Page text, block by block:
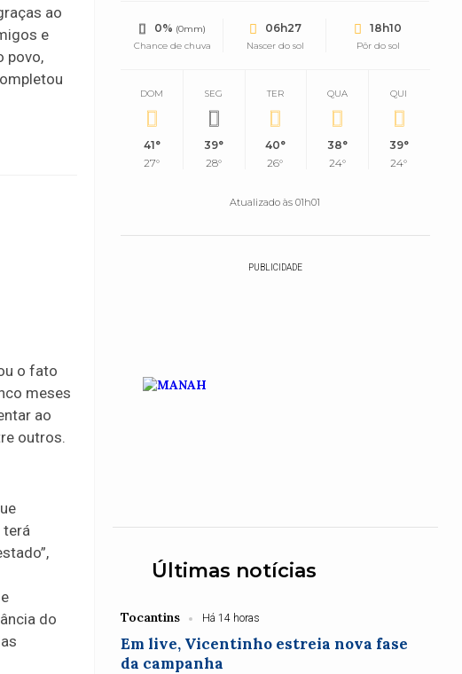
ao
e
povo,
o fato
meses
ao
outros.
terá
do
0% (0mm)
Chance de chuva
06h27
Nascer do sol
18h10
Pôr do sol
DOM
41°
27°
SEG
39°
28°
TER
40°
26°
QUA
38°
24°
QUI
39°
24°
Atualizado às 01h01
PUBLICIDADE
Últimas notícias
Tocantins Há 14 horas
Em live, Vicentinho estreia nova fase
da campanha